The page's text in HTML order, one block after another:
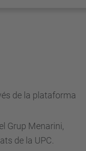
de la plataforma
Grup Menarini,
de la UPC.